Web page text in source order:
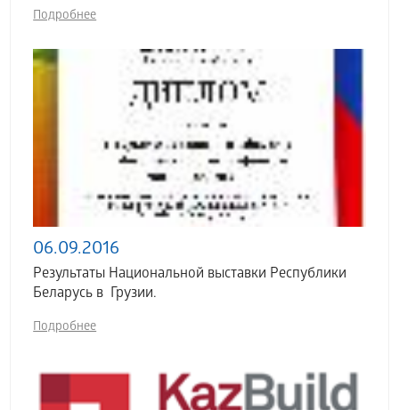
Подробнее
06.09.2016
Результаты Национальной выставки Республики
Беларусь в Грузии.
Подробнее